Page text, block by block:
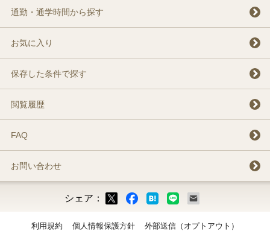
通勤・通学時間から探す
お気に入り
保存した条件で探す
閲覧履歴
FAQ
お問い合わせ
シェア：
利用規約 個人情報保護方針 外部送信（オプトアウト）